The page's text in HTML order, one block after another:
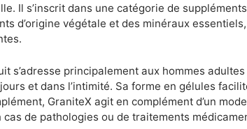
Il s’inscrit dans une catégorie de
d’origine végétale et des minéraux
s’adresse principalement aux hommes
et dans l’intimité. Sa forme en gélules
GraniteX agit en complément d’un
cas de pathologies ou de traitements